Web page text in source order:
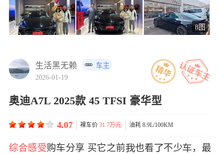
8图
生活黑无赖
车主
2026-01-19
奥迪A7L 2025款 45 TFSI 豪华型
4.07 裸车价31.7万元 油耗 8.9L/100KM
综合感受购车分享 买它之前也看不少，最